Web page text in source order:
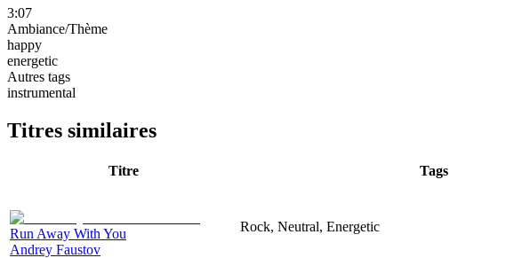
3:07
Ambiance/Thème
happy
energetic
Autres tags
instrumental
Titres similaires
Titre Tags
Run Away With You
Andrey Faustov
Rock, Neutral, Energetic